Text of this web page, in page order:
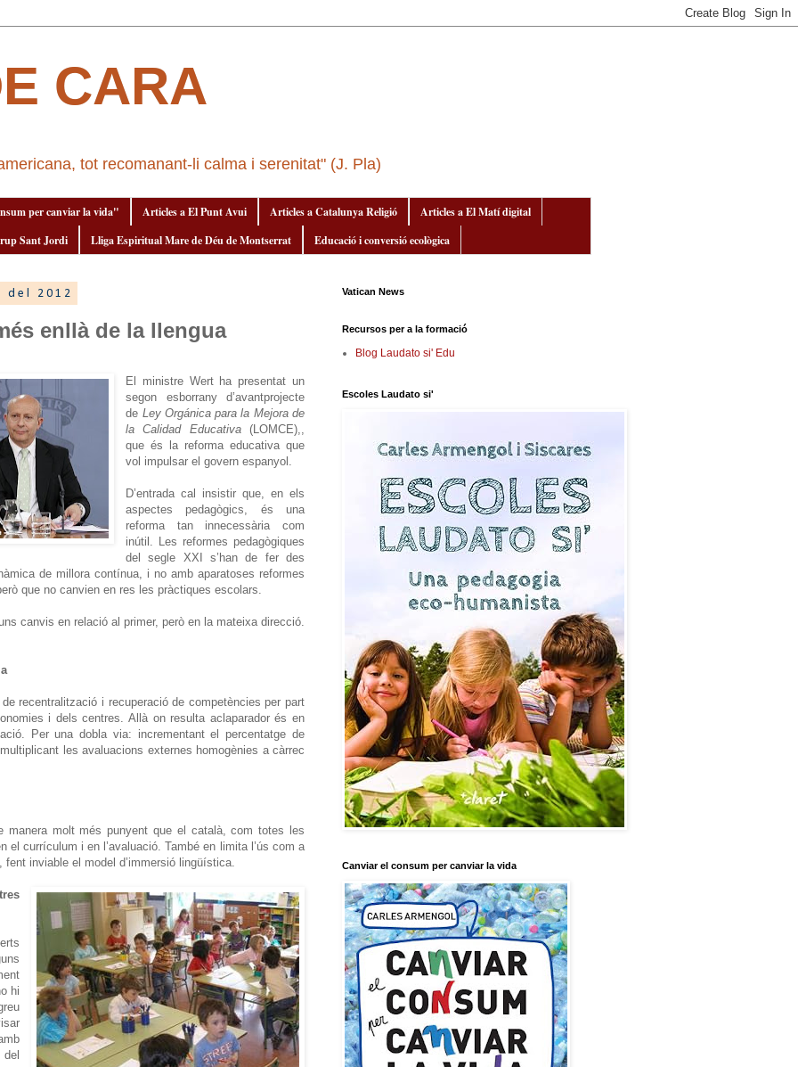
CARA
tot recomanant-li calma i serenitat" (J. Pla)
per canviar la vida" Articles a El Punt Avui Articles a Catalunya Religió
Articles a El Matí digital
Sant Jordi Lliga Espiritual Mare de Déu de Montserrat Educació i conversió ecològica
del 2012
enllà de la llengua
El ministre Wert ha presentat un
segon esborrany d’avantprojecte
de Ley Orgánica para la Mejora de
la Calidad Educativa(LOMCE),,
que és la reforma educativa que
vol impulsar el govern espanyol.
D’entrada cal insistir que, en els
aspectes pedagògics, és una
reforma tan innecessària com
inútil. Les reformes pedagògiques
del segle XXI s’han de fer des
de millora contínua, i no amb aparatoses reformes
que no canvien en res les pràctiques escolars.
canvis en relació al primer, però en la mateixa direcció.
recentralització i recuperació de competències per part
i dels centres. Allà on resulta aclaparador és en
Per una dobla via: incrementant el percentatge de
les avaluacions externes homogènies a càrrec
manera molt més punyent que el català, com totes les
el currículum i en l’avaluació. També en limita l’ús com a
fent inviable el model d’immersió lingüística.
hi
Vatican News
Recursos per a la formació
Blog Laudato si' Edu
Escoles Laudato si'
Canviar el consum per canviar la vida